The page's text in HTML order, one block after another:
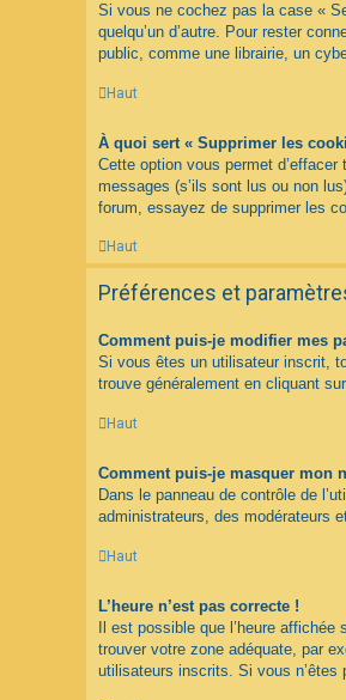
Si vous ne cochez pas la case «
quelqu’un d’autre. Pour rester
public, comme une librairie, un
Haut
À quoi sert « Supprimer les
Cette option vous permet
messages (s’ils sont lus ou non
forum, essayez de supprimer les
Haut
Préférences et
Comment puis-je modifier mes
Si vous êtes un utilisateur inscrit,
trouve généralement en cliquant
Haut
Comment puis-je masquer mon
Dans le panneau de contrôle de
administrateurs, des modérateurs
Haut
L’heure n’est pas correcte !
Il est possible que l’heure
trouver votre zone adéquate, par
utilisateurs inscrits. Si vous n’êtes